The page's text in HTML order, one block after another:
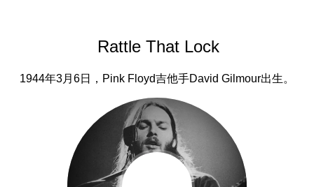
Rattle That Lock
1944年3月6日，Pink Floyd吉他手David Gilmour出生。